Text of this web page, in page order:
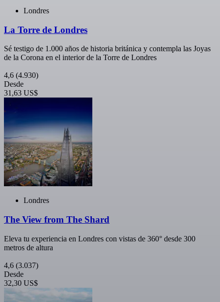
Londres
La Torre de Londres
Sé testigo de 1.000 años de historia británica y contempla las Joyas
de la Corona en el interior de la Torre de Londres
4,6 (4.930)
Desde
31,63 US$
Londres
The View from The Shard
Eleva tu experiencia en Londres con vistas de 360° desde 300
metros de altura
4,6 (3.037)
Desde
32,30 US$